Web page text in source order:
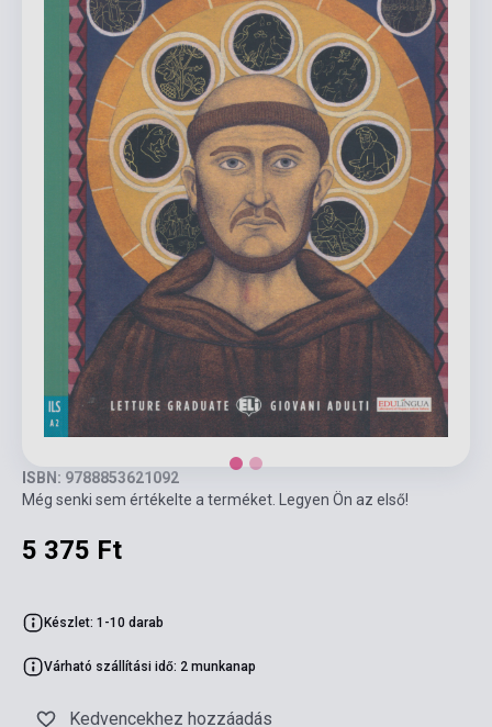
ISBN: 9788853621092
Még senki sem értékelte a terméket. Legyen Ön az első!
5 375 Ft
Készlet: 1-10 darab
Várható szállítási idő: 2 munkanap
Kedvencekhez hozzáadás